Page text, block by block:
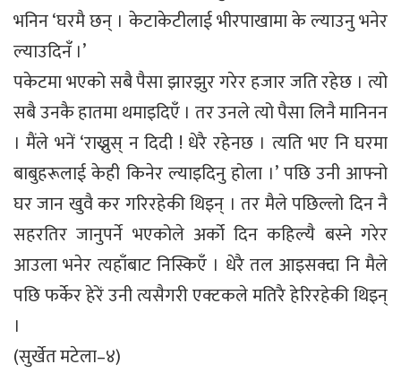
भनिन ‘घरमै छन् । केटाकेटीलाई भीरपाखामा के ल्याउनु भनेर
ल्याउदिनँ ।’
पकेटमा भएको सबै पैसा झारझुर गरेर हजार जति रहेछ । त्यो
सबै उनकै हातमा थमाइदिएँ । तर उनले त्यो पैसा लिनै मानिनन
। मैंले भनें ‘राख्नुस् न दिदी ! धेरै रहेनछ । त्यति भए नि घरमा
बाबुहरूलाई केही किनेर ल्याइदिनु होला ।’ पछि उनी आफ्नो
घर जान खुवै कर गरिरहेकी थिइन् । तर मैले पछिल्लो दिन नै
सहरतिर जानुपर्ने भएकोले अर्को दिन कहिल्यै बस्ने गरेर
आउला भनेर त्यहाँबाट निस्किएँ । धेरै तल आइसक्दा नि मैले
पछि फर्केर हेरें उनी त्यसैगरी एक्टकले मतिरै हेरिरहेकी थिइन्
।
(सुर्खेत मटेला–४)